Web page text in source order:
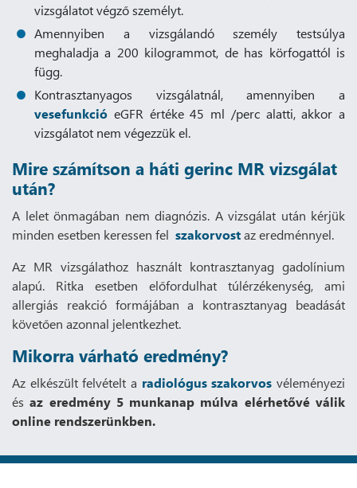
vizsgálatot végző személyt.
Amennyiben a vizsgálandó személy testsúlya
meghaladja a 200 kilogrammot, de has körfogattól is
függ.
Kontrasztanyagos vizsgálatnál, amennyiben a
vesefunkció eGFR értéke 45 ml /perc alatti, akkor a
vizsgálatot nem végezzük el.
Mire számítson a háti gerinc MR vizsgálat
után?
A lelet önmagában nem diagnózis. A vizsgálat után kérjük
minden esetben keressen fel szakorvostaz eredménnyel.
Az MR vizsgálathoz használt kontrasztanyag gadolínium
alapú. Ritka esetben előfordulhat túlérzékenység, ami
allergiás reakció formájában a kontrasztanyag beadását
követően azonnal jelentkezhet.
Mikorra várható eredmény?
Az elkészült felvételt a radiológus szakorvos véleményezi
ésaz eredmény 5 munkanap múlva elérhetővé válik
online rendszerünkben.